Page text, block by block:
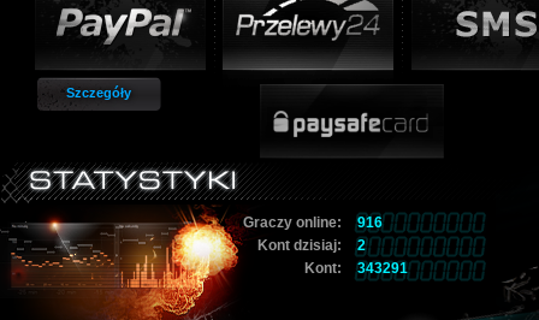
Szczegóły
Graczy online:
916
Kont dzisiaj:
2
Kont:
343291